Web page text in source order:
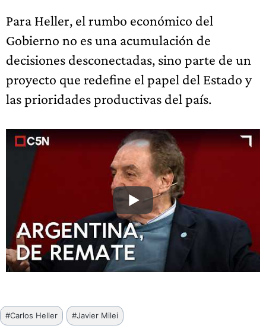
Para Heller, el rumbo económico del
Gobierno no es una acumulación de
decisiones desconectadas, sino parte de un
proyecto que redefine el papel del Estado y
las prioridades productivas del país.
Etiquetas
de
#Carlos Heller #Javier Milei